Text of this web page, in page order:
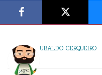
UBALDO CERQUEIRO